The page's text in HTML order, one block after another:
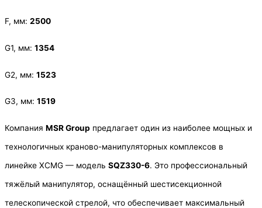
F, мм: 2500
G1, мм: 1354
G2, мм: 1523
G3, мм: 1519
Компания MSR Group предлагает один из наиболее мощных и
технологичных краново-манипуляторных комплексов в
линейке XCMG — модель SQZ330-6. Это профессиональный
тяжёлый манипулятор, оснащённый шестисекционной
телескопической стрелой, что обеспечивает максимальный